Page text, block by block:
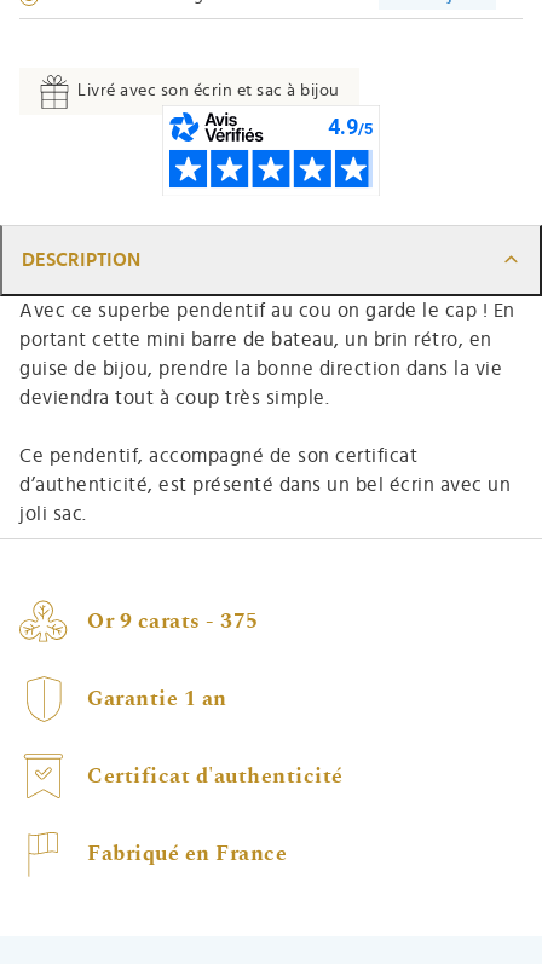
Livré avec son écrin et sac à bijou
DESCRIPTION
Avec ce superbe pendentif au cou on garde le cap ! En
portant cette mini barre de bateau, un brin rétro, en
guise de bijou, prendre la bonne direction dans la vie
deviendra tout à coup très simple.
Ce pendentif, accompagné de son certificat
d’authenticité, est présenté dans un bel écrin avec un
joli sac.
Or 9 carats - 375
Garantie 1 an
Certificat d'authenticité
Fabriqué en France